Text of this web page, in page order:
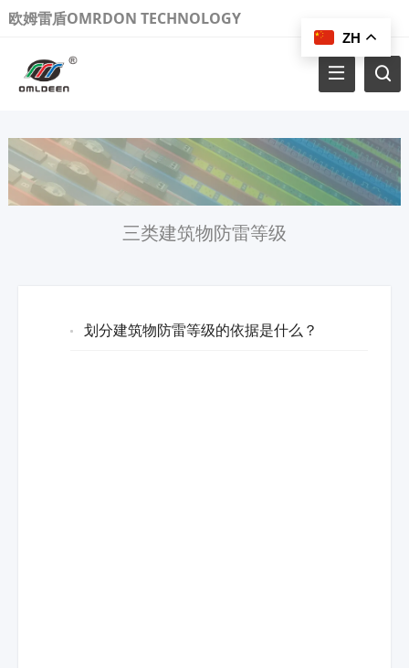
欧姆雷盾OMRDON TECHNOLOGY
三类建筑物防雷等级
划分建筑物防雷等级的依据是什么？
ZH